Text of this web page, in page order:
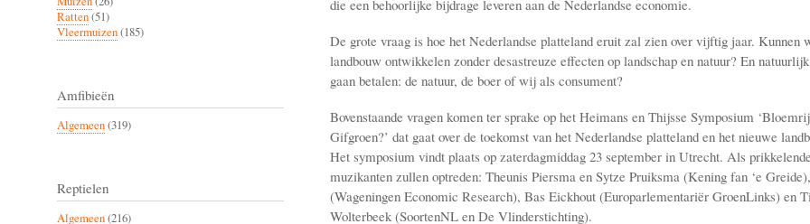
die een behoorlijke bijdrage leveren aan de Nederlandse economie.
De grote vraag is hoe het Nederlandse platteland eruit zal zien over vijftig jaar. Kunnen
landbouw ontwikkelen zonder desastreuze effecten op landschap en natuur? En
gaan betalen: de natuur, de boer of wij als consument?
Bovenstaande vragen komen ter sprake op het Heimans en Thijsse Symposium
Gifgroen?’ dat gaat over de toekomst van het Nederlandse platteland en het nieuwe
Het symposium vindt plaats op zaterdagmiddag 23 september in Utrecht. Als
muzikanten zullen optreden: Theunis Piersma en Sytze Pruiksma (Kening fan ‘e
(Wageningen Economic Research), Bas Eickhout (Europarlementariër GroenLinks) en
Wolterbeek (SoortenNL en De Vlinderstichting).
Ratten(51)
Vleermuizen(185)
Amfibieën
Algemeen(319)
Reptielen
Algemeen(216)